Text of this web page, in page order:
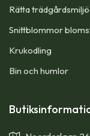
Rätta
Snittblommor
Krukodling
Bin och humlor